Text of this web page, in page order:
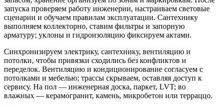
запуска проверяем работу инженерии, настраиваем световые
сценарии и обучаем правилам эксплуатации. Сантехнику
выполняем коллекторно, ставим фильтры и запорную
арматуру; уклоны и гидроизоляцию фиксируем актами.
Синхронизируем электрику, сантехнику, вентиляцию и
потолки, чтобы привязки сходились без конфликтов и
переделок. Вентиляцию и кондиционирование согласуем с
потолками и мебелью; трассы скрываем, оставляя доступ к
сервису. На пол — инженерная доска, паркет, LVT; во
влажных — керамогранит, камень, микробетон или терраццо.